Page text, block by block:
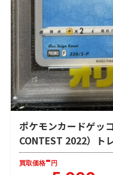
ポケモンカードゲッ
CONTEST 2022）ト
買取価格- 円